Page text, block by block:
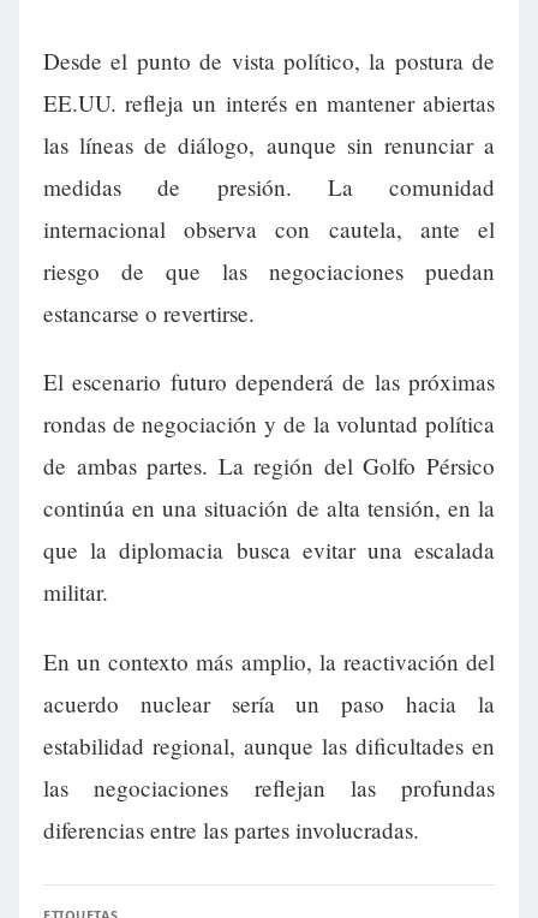
Desde el punto de vista político, la postura de
EE.UU. refleja un interés en mantener abiertas
las líneas de diálogo, aunque sin renunciar a
medidas de presión. La comunidad
internacional observa con cautela, ante el
riesgo de que las negociaciones puedan
estancarse o revertirse.
El escenario futuro dependerá de las próximas
rondas de negociación y de la voluntad política
de ambas partes. La región del Golfo Pérsico
continúa en una situación de alta tensión, en la
que la diplomacia busca evitar una escalada
militar.
En un contexto más amplio, la reactivación del
acuerdo nuclear sería un paso hacia la
estabilidad regional, aunque las dificultades en
las negociaciones reflejan las profundas
diferencias entre las partes involucradas.